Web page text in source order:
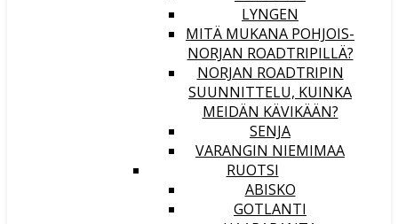
LYNGEN
MITÄ MUKANA POHJOIS-
NORJAN ROADTRIPILLÄ?
NORJAN ROADTRIPIN
SUUNNITTELU, KUINKA
MEIDÄN KÄVIKÄÄN?
SENJA
VARANGIN NIEMIMAA
RUOTSI
ABISKO
GOTLANTI